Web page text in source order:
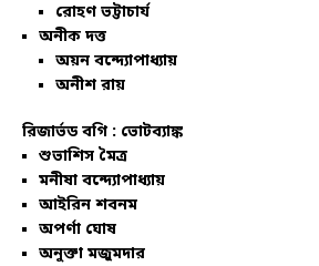
রোহণ ভট্টাচার্য
অনীক দত্ত
অয়ন বন্দ্যোপাধ্যায়
অনীশ রায়
রিজার্ভড বগি : ভোটব্যাঙ্ক
শুভাশিস মৈত্র
মনীষা বন্দ্যোপাধ্যায়
আইরিন শবনম
অপর্ণা ঘোষ
অনুক্তা মজুমদার